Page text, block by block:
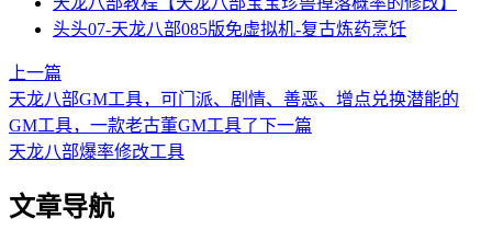
头头07-天龙八部085版免虚拟机-复古炼药烹饪
上一篇
天龙八部GM工具，可门派、剧情、善恶、增点兑换潜能的
GM工具，一款老古董GM工具了下一篇
天龙八部爆率修改工具
文章导航